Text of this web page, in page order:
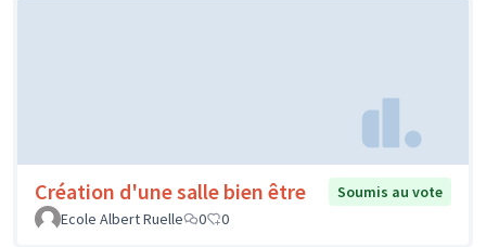
Création d'une salle bien être
Soumis au vote
Ecole Albert Ruelle
0 0